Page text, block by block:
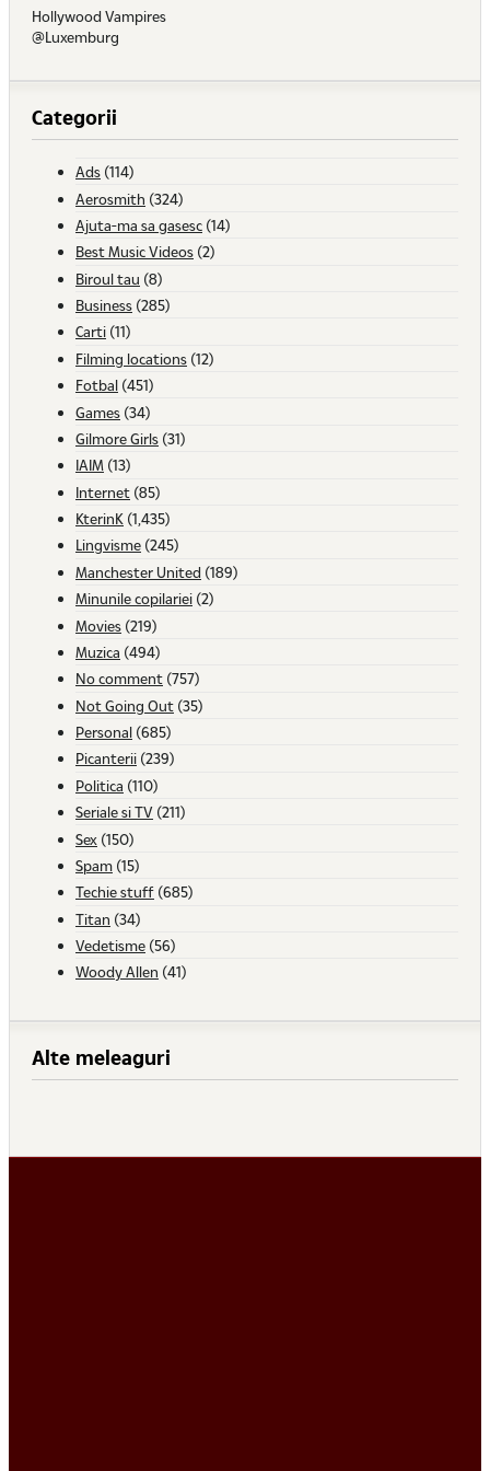
Hollywood Vampires
@Luxemburg
Categorii
Ads (114)
Aerosmith (324)
Ajuta-ma sa gasesc (14)
Best Music Videos (2)
Biroul tau (8)
Business (285)
Carti (11)
Filming locations (12)
Fotbal (451)
Games (34)
Gilmore Girls (31)
IAIM (13)
Internet (85)
KterinK (1,435)
Lingvisme (245)
Manchester United (189)
Minunile copilariei (2)
Movies (219)
Muzica (494)
No comment (757)
Not Going Out (35)
Personal (685)
Picanterii (239)
Politica (110)
Seriale si TV (211)
Sex (150)
Spam (15)
Techie stuff (685)
Titan (34)
Vedetisme (56)
Woody Allen (41)
Alte meleaguri